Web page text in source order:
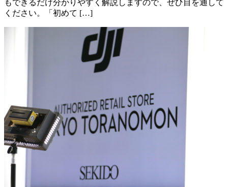
もできるだけ分かりやすく解説しますので、ぜひ目を通して
ください。「初めて […]